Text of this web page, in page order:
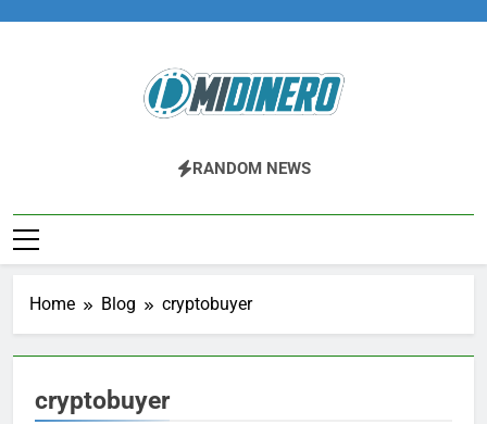
Midinero.co
Fintech, Criptomonedas
RANDOM NEWS
Home Blog cryptobuyer
cryptobuyer